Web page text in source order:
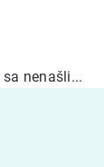
sa nenašli...